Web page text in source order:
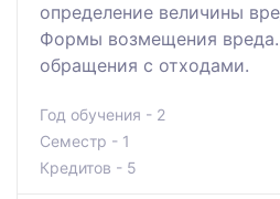
определение величины
Формы возмещения
обращения с отходaми.
Год обучения - 2
Семестр - 1
Кредитов - 5